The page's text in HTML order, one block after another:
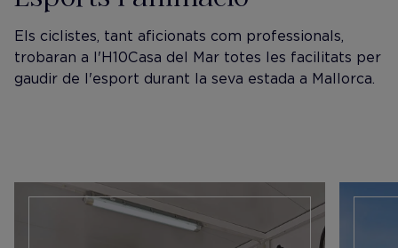
​Els ciclistes, tant aficionats com professionals,
trobaran a l'H10 Casa del Mar totes les facilitats per
gaudir de l'esport durant la seva estada a Mallorca.